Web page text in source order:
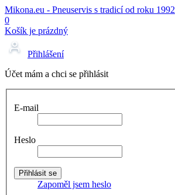
Mikona.eu - Pneuservis s tradicí od roku 1992
0
Košík je prázdný
Přihlášení
Účet mám a chci se přihlásit
E-mail
Heslo
Zapoměl jsem heslo